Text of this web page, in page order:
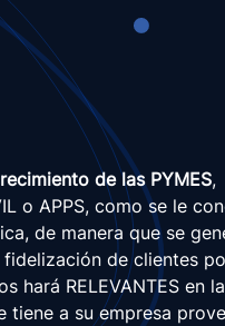
de las PYMES,
o APPS, como se le
de manera que se
de clientes
hará RELEVANTES en
tiene a su empresa